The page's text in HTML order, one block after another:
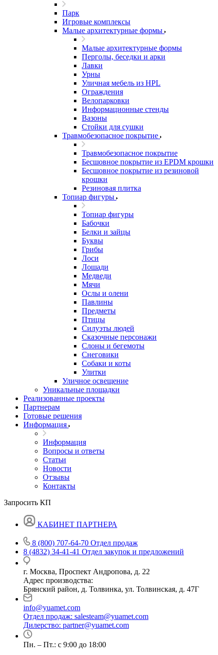
Парк
Игровые комплексы
Малые архитектурные формы
Малые архитектурные формы
Перголы, беседки и арки
Лавки
Урны
Уличная мебель из HPL
Ограждения
Велопарковки
Информационные стенды
Вазоны
Стойки для сушки
Травмобезопасное покрытие
Травмобезопасное покрытие
Бесшовное покрытие из EPDM крошки
Бесшовное покрытие из резиновой
крошки
Резиновая плитка
Топиар фигуры
Топиар фигуры
Бабочки
Белки и зайцы
Буквы
Грибы
Лоси
Лошади
Медведи
Мячи
Ослы и олени
Павлины
Предметы
Птицы
Силуэты людей
Сказочные персонажи
Слоны и бегемоты
Снеговики
Собаки и коты
Улитки
Уличное освещение
Уникальные площадки
Реализованные проекты
Партнерам
Готовые решения
Информация
Информация
Вопросы и ответы
Статьи
Новости
Отзывы
Контакты
Запросить КП
КАБИНЕТ ПАРТНЕРА
8 (800) 707-64-70 Отдел продаж
8 (4832) 34-41-41 Отдел закупок и предложений
г. Москва, Проспект Андропова, д. 22
Адрес производства:
Брянский район, д. Толвинка, ул. Толвинская, д. 47Г
info@yuamet.com
Отдел продаж: salesteam@yuamet.com
Дилерство: partner@yuamet.com
Пн. – Пт.: с 9:00 до 18:00